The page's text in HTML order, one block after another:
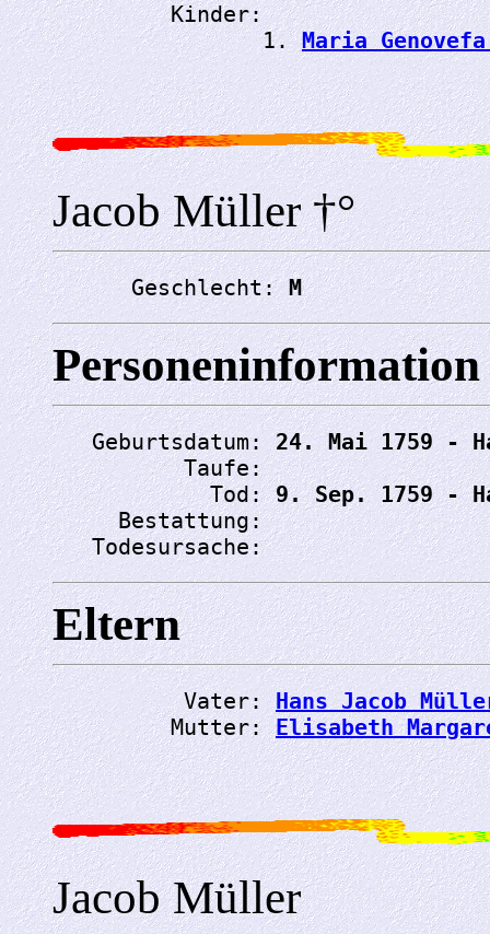
         Kinder:
                1.
Maria
Jacob Müller †°
      Geschlecht:
M
Personeninformation
   Geburtsdatum:
24. Mai 1759 -
          Taufe:
            Tod:
9. Sep. 1759 -
     Bestattung:
   Todesursache:
Eltern
          Vater:
Hans Jacob
         Mutter:
Elisabeth
Jacob Müller